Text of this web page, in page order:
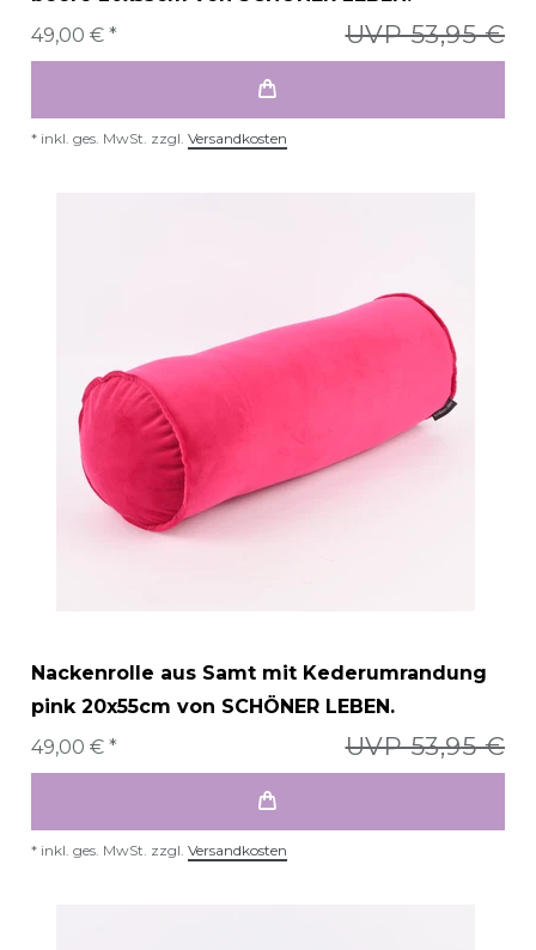
UVP 53,95 €
49,00 € *
* inkl. ges. MwSt. zzgl. Versandkosten
Nackenrolle aus Samt mit Kederumrandung
pink 20x55cm von SCHÖNER LEBEN.
UVP 53,95 €
49,00 € *
* inkl. ges. MwSt. zzgl. Versandkosten